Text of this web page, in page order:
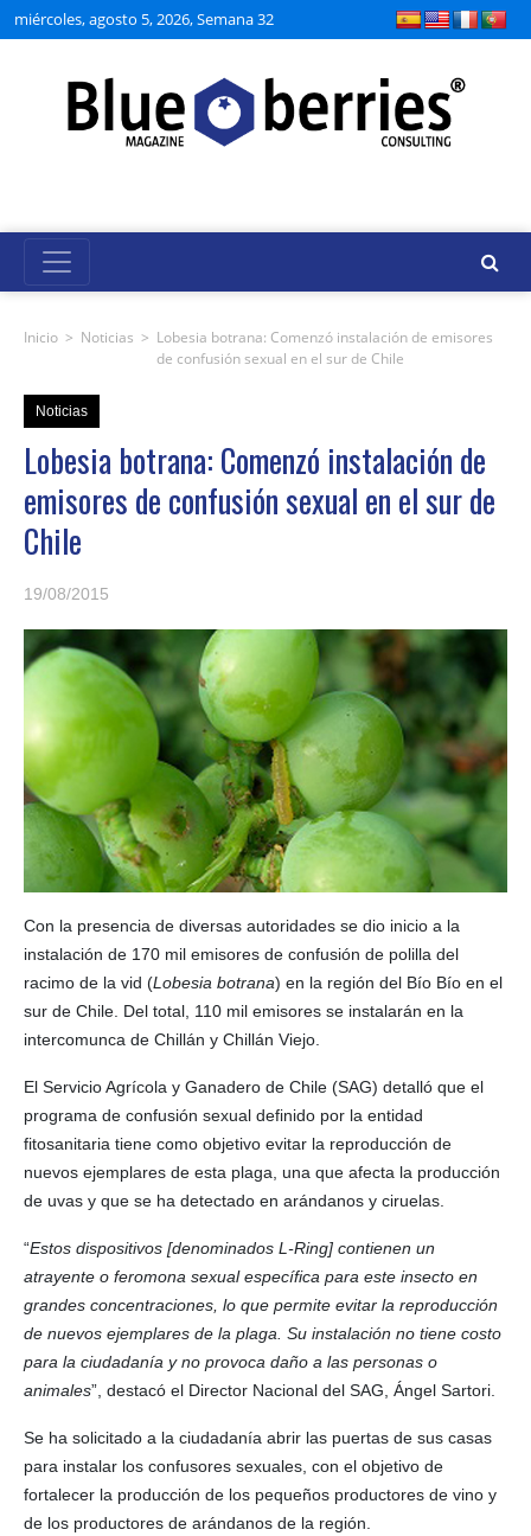
miércoles, agosto 5, 2026, Semana 32
Inicio > Noticias > Lobesia botrana: Comenzó instalación de emisores
de confusión sexual en el sur de Chile
Noticias
Lobesia botrana: Comenzó instalación de
emisores de confusión sexual en el sur de
Chile
19/08/2015
Con la presencia de diversas autoridades se dio inicio a la
instalación de 170 mil emisores de confusión de polilla del
racimo de la vid (Lobesia botrana) en la región del Bío Bío en el
sur de Chile. Del total, 110 mil emisores se instalarán en la
intercomunca de Chillán y Chillán Viejo.
El Servicio Agrícola y Ganadero de Chile (SAG) detalló que el
programa de confusión sexual definido por la entidad
fitosanitaria tiene como objetivo evitar la reproducción de
nuevos ejemplares de esta plaga, una que afecta la producción
de uvas y que se ha detectado en arándanos y ciruelas.
“Estos dispositivos [denominados L-Ring] contienen un
atrayente o feromona sexual específica para este insecto en
grandes concentraciones, lo que permite evitar la reproducción
de nuevos ejemplares de la plaga. Su instalación no tiene costo
para la ciudadanía y no provoca daño a las personas o
animales”, destacó el Director Nacional del SAG, Ángel Sartori.
Se ha solicitado a la ciudadanía abrir las puertas de sus casas
para instalar los confusores sexuales, con el objetivo de
fortalecer la producción de los pequeños productores de vino y
de los productores de arándanos de la región.